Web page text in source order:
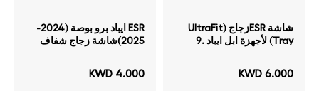
شاشة ESRزجاج (UltraFit
Tray) لأجهزة ابل ايباد .9
KWD 6.000
ESR ايباد برو بوصة (2024-
2025)شاشة زجاج شفاف
KWD 4.000